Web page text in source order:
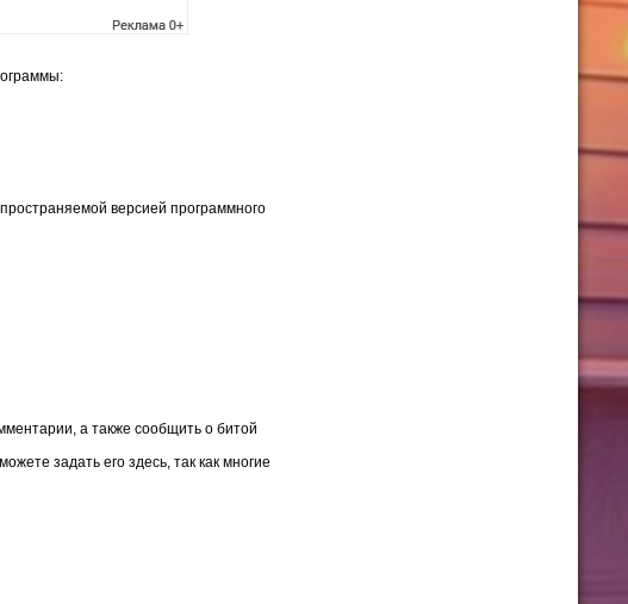
версией программного
а также сообщить о битой
задать его здесь, так как многие